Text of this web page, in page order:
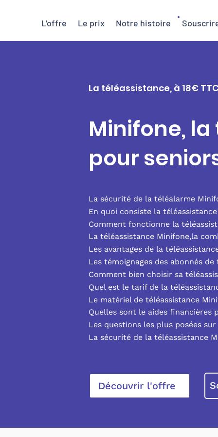
L'offre Le prix Notre histoire
La téléassistance, à 18€
Minifone,
pour seniors
La sécurité de la téléalarme
En quoi consiste la
Comment fonctionne la
La téléassistance Minifone,la
Les avantages de la
Les témoignages des abonnés
Comment bien choisir sa
Quel est le tarif de la
Le matériel de téléassistance
Quelles sont le aides financières
Les questions les plus posées
La sécurité de la téléassistance
Découvrir l'offre